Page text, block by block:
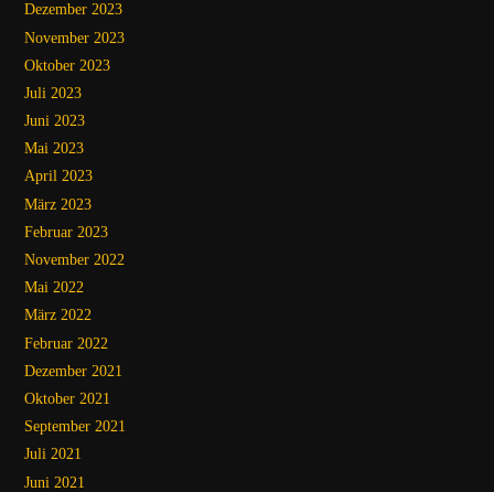
Dezember 2023
November 2023
Oktober 2023
Juli 2023
Juni 2023
Mai 2023
April 2023
März 2023
Februar 2023
November 2022
Mai 2022
März 2022
Februar 2022
Dezember 2021
Oktober 2021
September 2021
Juli 2021
Juni 2021